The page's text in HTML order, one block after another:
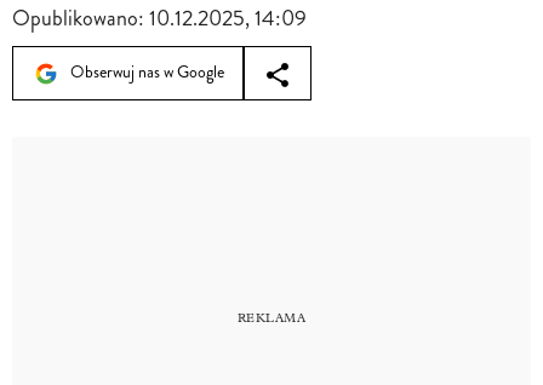
Opublikowano:10.12.2025, 14:09
Obserwuj nas w Google